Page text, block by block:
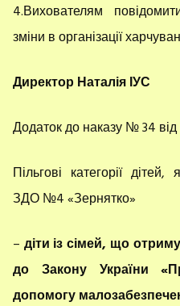
4.Вихователям
зміни в організації
Директор Наталія ІУС
Додаток до наказу № 34 від
Пільгові категорії
ЗДО №4 «Зернятко»
– діти із сімей, що
до Закону України
допомогу